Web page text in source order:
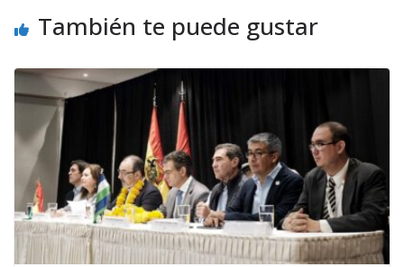
También te puede gustar